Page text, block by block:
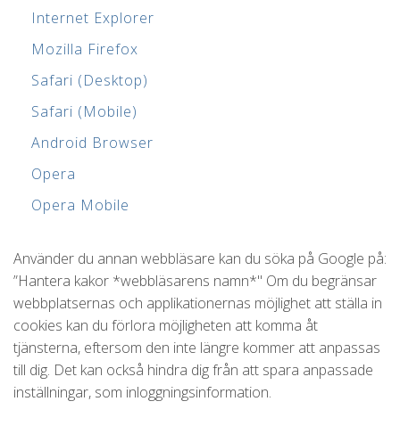
Internet Explorer
Mozilla Firefox
Safari (Desktop)
Safari (Mobile)
Android Browser
Opera
Opera Mobile
Använder du annan webbläsare kan du söka på Google på:
”Hantera kakor *webbläsarens namn*" Om du begränsar
webbplatsernas och applikationernas möjlighet att ställa in
cookies kan du förlora möjligheten att komma åt
tjänsterna, eftersom den inte längre kommer att anpassas
till dig. Det kan också hindra dig från att spara anpassade
inställningar, som inloggningsinformation.